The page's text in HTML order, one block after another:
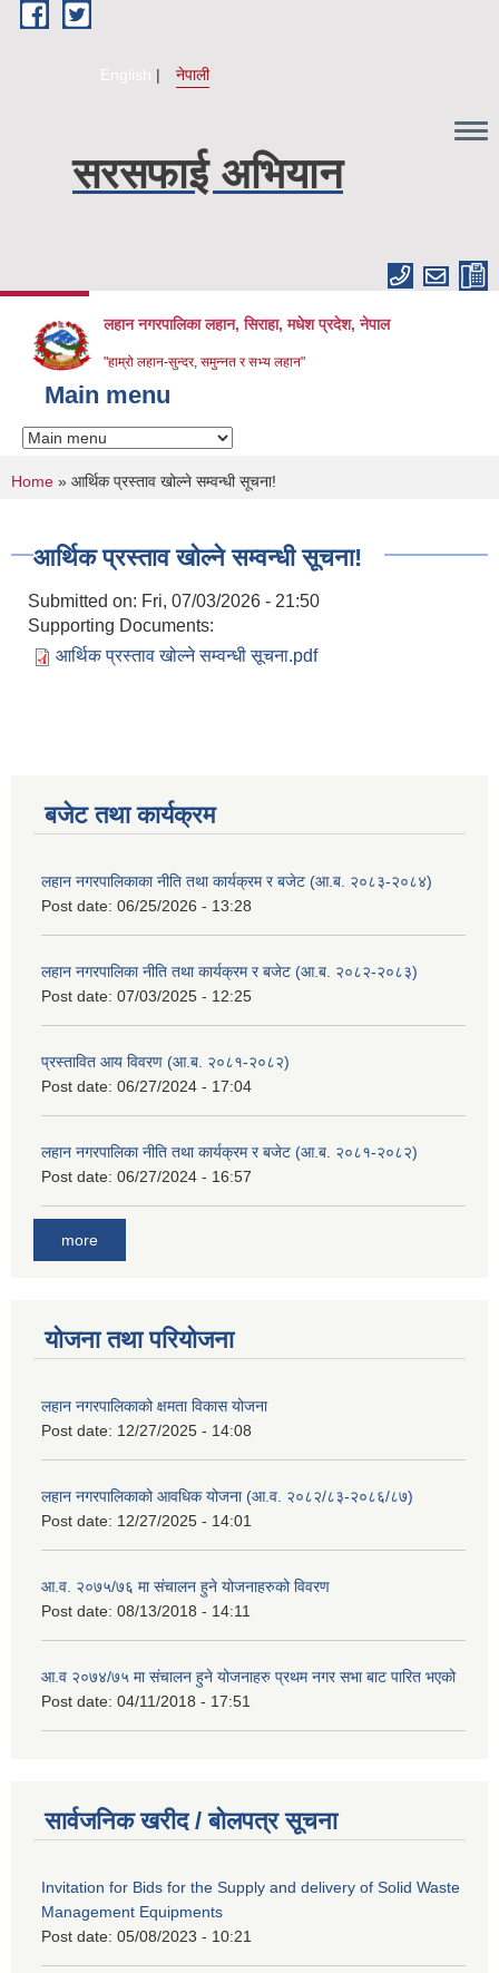
Skip to main content
English नेपाली
सरसफाई अभियान
लहान नगरपालिका लहान, सिराहा, मधेश प्रदेश, नेपाल
"हाम्रो लहान-सुन्दर, समुन्नत र सभ्य लहान"
Main menu
You are here
Home » आर्थिक प्रस्ताव खोल्ने सम्वन्धी सूचना!
आर्थिक प्रस्ताव खोल्ने सम्वन्धी सूचना!
Submitted on: Fri, 07/03/2026 - 21:50
Supporting Documents:
आर्थिक प्रस्ताव खोल्ने सम्वन्धी सूचना.pdf
बजेट तथा कार्यक्रम
लहान नगरपालिकाका नीति तथा कार्यक्रम र बजेट (आ.ब. २०८३-२०८४)
Post date: 06/25/2026 - 13:28
लहान नगरपालिका नीति तथा कार्यक्रम र बजेट (आ.ब. २०८२-२०८३)
Post date: 07/03/2025 - 12:25
प्रस्तावित आय विवरण (आ.ब. २०८१-२०८२)
Post date: 06/27/2024 - 17:04
लहान नगरपालिका नीति तथा कार्यक्रम र बजेट (आ.ब. २०८१-२०८२)
Post date: 06/27/2024 - 16:57
more
योजना तथा परियोजना
लहान नगरपालिकाको क्षमता विकास योजना
Post date: 12/27/2025 - 14:08
लहान नगरपालिकाको आवधिक योजना (आ.व. २०८२/८३-२०८६/८७)
Post date: 12/27/2025 - 14:01
आ.व. २०७५/७६ मा संचालन हुने योजनाहरुको विवरण
Post date: 08/13/2018 - 14:11
आ.व २०७४/७५ मा संचालन हुने योजनाहरु प्रथम नगर सभा बाट पारित भएको
Post date: 04/11/2018 - 17:51
सार्वजनिक खरीद / बोलपत्र सूचना
Invitation for Bids for the Supply and delivery of Solid Waste
Management Equipments
Post date: 05/08/2023 - 10:21